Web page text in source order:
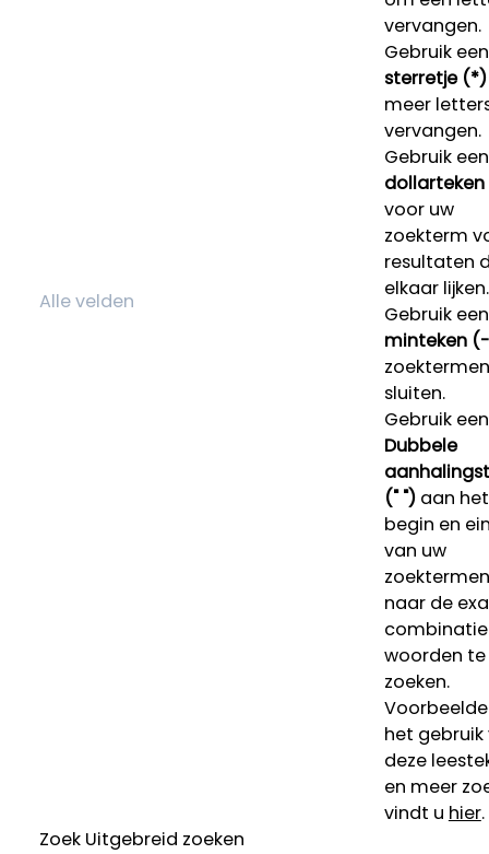
vervangen.
Gebruik een
sterretje (*)
meer
vervangen.
Gebruik een
voor uw
zoekterm
resultaten
elkaar lijken.
Gebruik een
minteken
sluiten.
Gebruik een
Dubbele
(" ")aan het
begin en
van uw
naar de
woorden te
zoeken.
het gebruik
deze
en meer
vindt u hier.
Zoek Uitgebreid zoeken